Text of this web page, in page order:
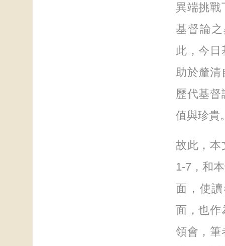
異端挑戰
基督論
此，今
助於釐
歷代基
值與珍貴
故此，本
1-7，和
面，使
面，也作
領會，筆